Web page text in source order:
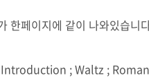
한페이지에 같이 나와있습니
; Waltz ;